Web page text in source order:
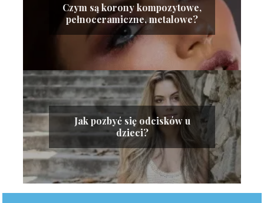
Czym są korony kompozytowe,
pełnoceramiczne, metalowe?
Jak pozbyć się odcisków u
dzieci?